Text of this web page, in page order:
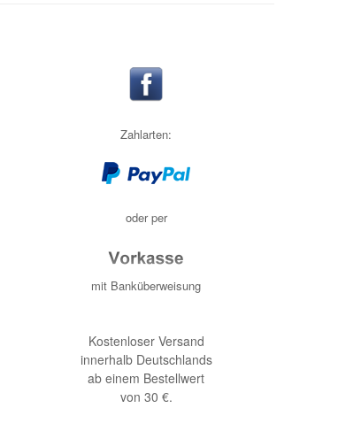
Zahlarten:
oder per
mit Banküberweisung
Kostenloser Versand
innerhalb Deutschlands
ab einem Bestellwert
von 30 €.